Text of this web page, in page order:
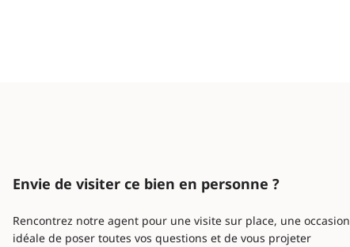
Envie de visiter ce bien en personne ?
Rencontrez notre agent pour une visite sur place, une occasion
idéale de poser toutes vos questions et de vous projeter